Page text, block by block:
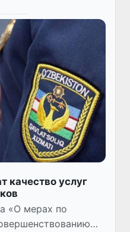
качество услуг
«О мерах по